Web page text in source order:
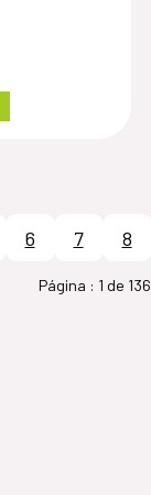
6 7
8
Página : 1 de 136